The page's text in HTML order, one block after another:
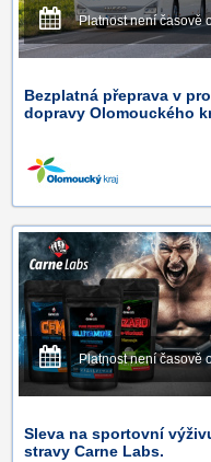
Platnost není časově
Bezplatná přeprava v
dopravy Olomouckého
Platnost není časově
Sleva na sportovní
stravy Carne Labs.